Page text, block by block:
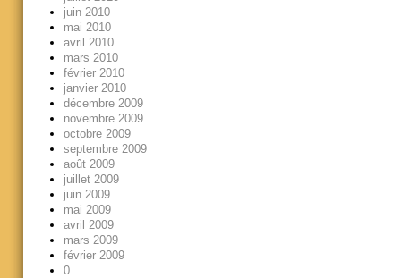
juin 2010
mai 2010
avril 2010
mars 2010
février 2010
janvier 2010
décembre 2009
novembre 2009
octobre 2009
septembre 2009
août 2009
juillet 2009
juin 2009
mai 2009
avril 2009
mars 2009
février 2009
0